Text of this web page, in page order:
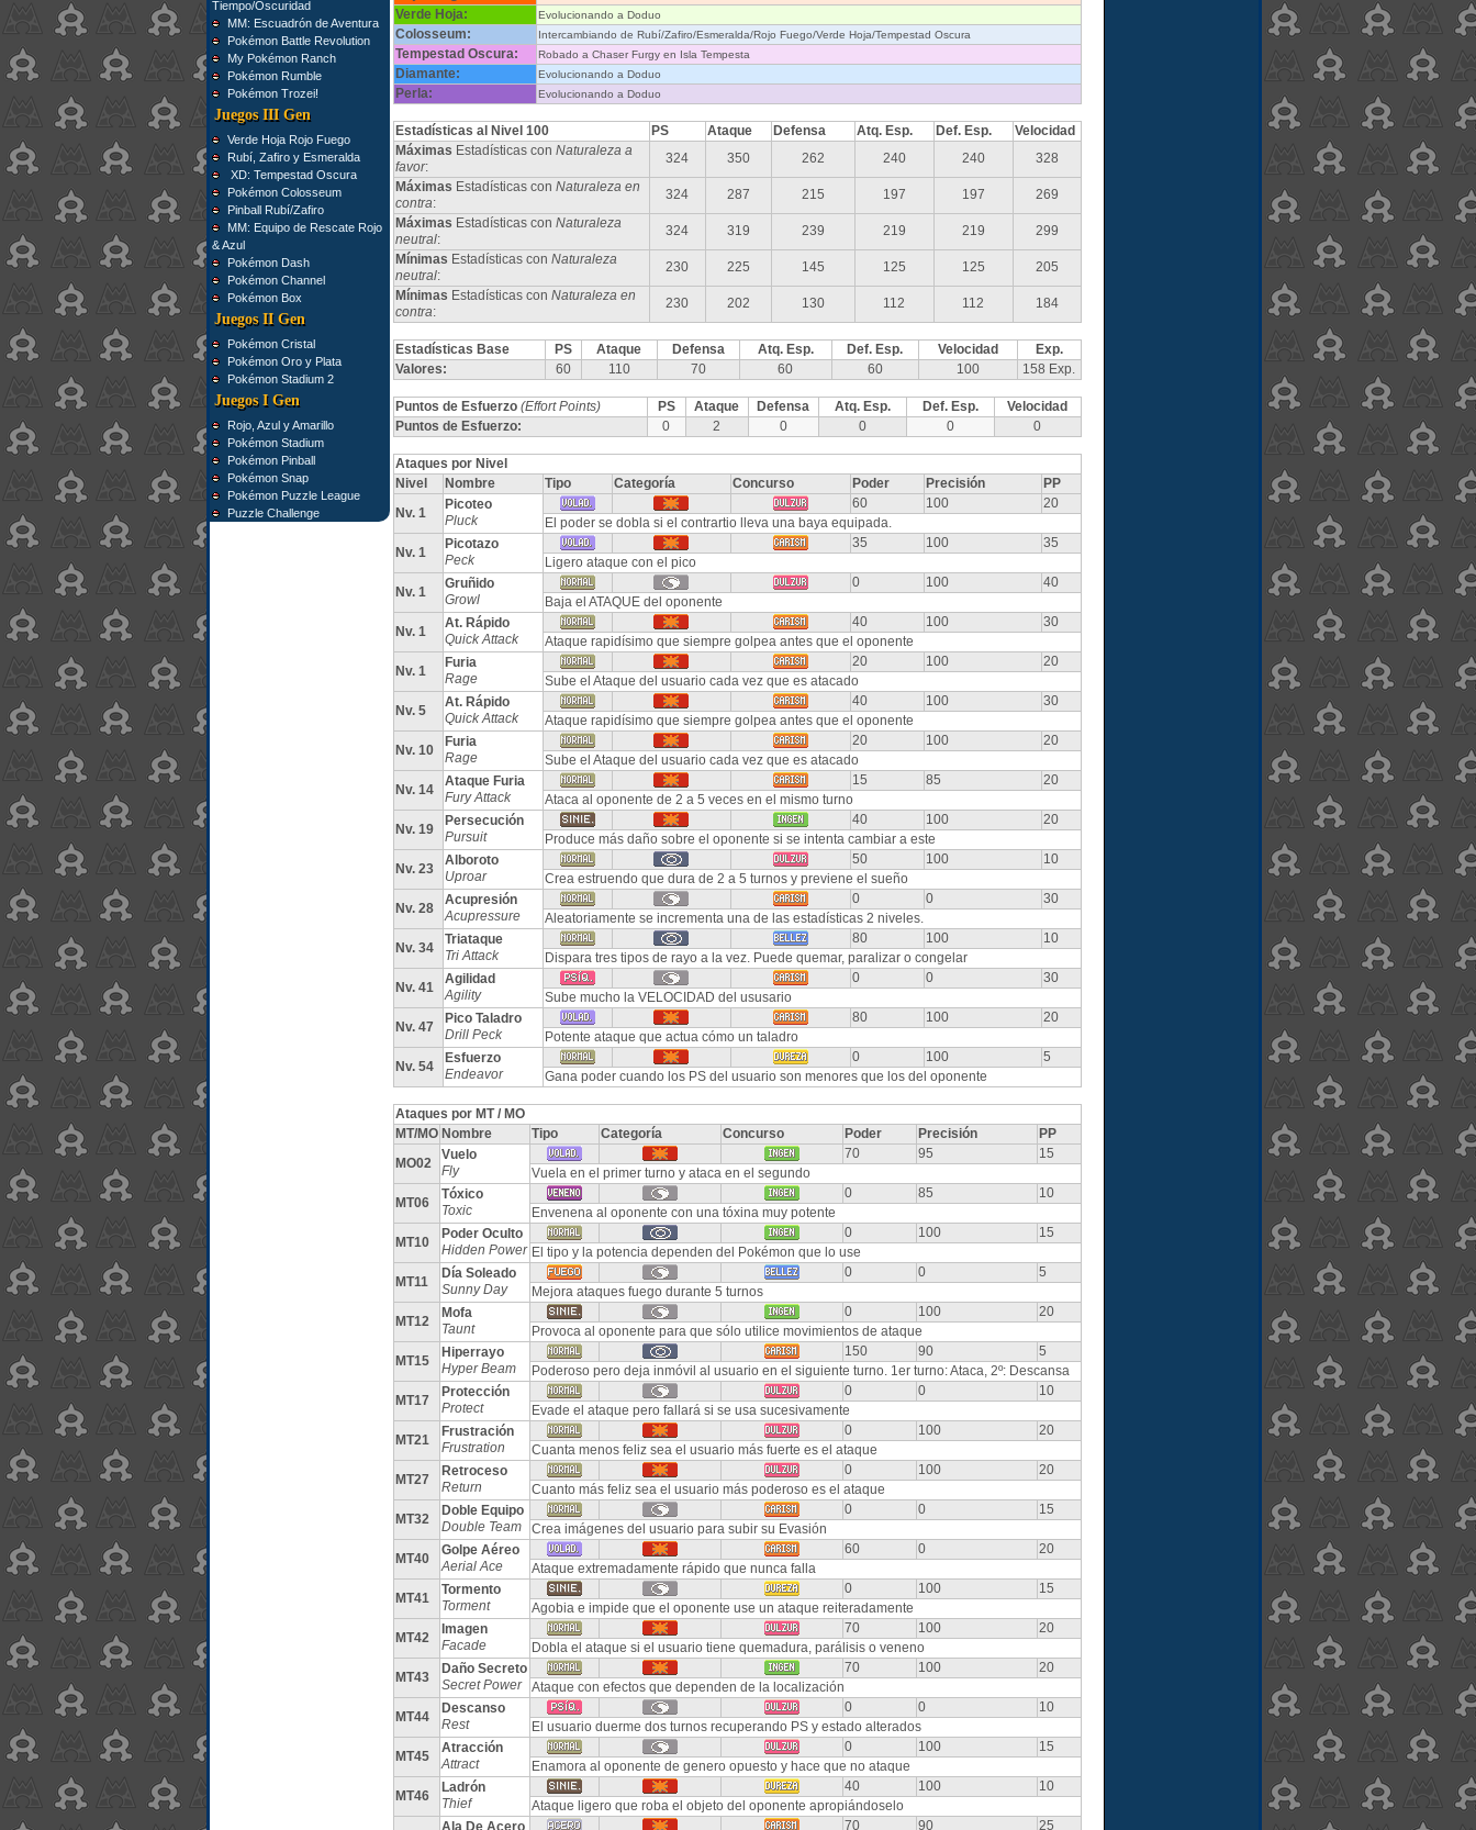
Tiempo/Oscuridad
MM: Escuadrón de Aventura
Pokémon Battle Revolution
My Pokémon Ranch
Pokémon Rumble
Pokémon Trozei!
Juegos III Gen
Verde Hoja Rojo Fuego
Rubí, Zafiro y Esmeralda
XD: Tempestad Oscura
Pokémon Colosseum
Pinball Rubí/Zafiro
MM: Equipo de Rescate Rojo
& Azul
Pokémon Dash
Pokémon Channel
Pokémon Box
Juegos II Gen
Pokémon Cristal
Pokémon Oro y Plata
Pokémon Stadium 2
Juegos I Gen
Rojo, Azul y Amarillo
Pokémon Stadium
Pokémon Pinball
Pokémon Snap
Pokémon Puzzle League
Puzzle Challenge
Verde Hoja: Evolucionando a Doduo
Colosseum: Intercambiando de Rubí/Zafiro/Esmeralda/Rojo Fuego/Verde Hoja/Tempestad Oscura
Tempestad Oscura: Robado a Chaser Furgy en Isla Tempesta
Diamante: Evolucionando a Doduo
Perla: Evolucionando a Doduo
Estadísticas al Nivel 100 PS Ataque Defensa Atq. Esp. Def. Esp.
Velocidad
Máximas Estadísticas con Naturaleza a
favor:
324 350 262 240 240
328
Máximas Estadísticas con Naturaleza en
contra:
324 287 215 197 197
269
Máximas Estadísticas con Naturaleza
neutral:
324 319 239 219 219
299
Mínimas Estadísticas con Naturaleza
neutral:
230 225 145 125 125
205
Mínimas Estadísticas con Naturaleza en
contra:
230 202 130 112 112 184
Estadísticas Base PS Ataque Defensa Atq. Esp. Def. Esp. Velocidad
Exp.
Valores:
60 110 70 60 60 100 158 Exp.
Puntos de Esfuerzo (Effort Points) PS Ataque Defensa Atq. Esp. Def. Esp.
Velocidad
Puntos de Esfuerzo:
0 2 0 0 0 0
Ataques por Nivel
Nivel
Nombre Tipo Categoría Concurso Poder Precisión
PP
Nv. 1
Picoteo
Pluck
60 100
20
El poder se dobla si el contrartio lleva una baya equipada.
Nv. 1
Picotazo
Peck
35 100
35
Ligero ataque con el pico
Nv. 1
Gruñido
Growl
0 100
40
Baja el ATAQUE del oponente
Nv. 1
At. Rápido
Quick Attack
40 100
30
Ataque rapidísimo que siempre golpea antes que el oponente
Nv. 1
Furia
Rage
20 100
20
Sube el Ataque del usuario cada vez que es atacado
Nv. 5
At. Rápido
Quick Attack
40 100
30
Ataque rapidísimo que siempre golpea antes que el oponente
Nv. 10
Furia
Rage
20 100
20
Sube el Ataque del usuario cada vez que es atacado
Nv. 14
Ataque Furia
Fury Attack
15 85
20
Ataca al oponente de 2 a 5 veces en el mismo turno
Nv. 19
Persecución
Pursuit
40 100
20
Produce más daño sobre el oponente si se intenta cambiar a este
Nv. 23
Alboroto
Uproar
50 100
10
Crea estruendo que dura de 2 a 5 turnos y previene el sueño
Nv. 28
Acupresión
Acupressure
0 0
30
Aleatoriamente se incrementa una de las estadísticas 2 niveles.
Nv. 34
Triataque
Tri Attack
80 100
10
Dispara tres tipos de rayo a la vez. Puede quemar, paralizar o congelar
Nv. 41
Agilidad
Agility
0 0
30
Sube mucho la VELOCIDAD del ususario
Nv. 47
Pico Taladro
Drill Peck
80 100
20
Potente ataque que actua cómo un taladro
Nv. 54
Esfuerzo
Endeavor
0 100
5
Gana poder cuando los PS del usuario son menores que los del oponente
Ataques por MT / MO
MT/MO Nombre Tipo Categoría Concurso Poder Precisión
PP
MO02
Vuelo
Fly
70 95
15
Vuela en el primer turno y ataca en el segundo
MT06
Tóxico
Toxic
0 85
10
Envenena al oponente con una tóxina muy potente
MT10
Poder Oculto
Hidden Power
0 100
15
El tipo y la potencia dependen del Pokémon que lo use
MT11
Día Soleado
Sunny Day
0 0
5
Mejora ataques fuego durante 5 turnos
MT12
Mofa
Taunt
0 100
20
Provoca al oponente para que sólo utilice movimientos de ataque
MT15
Hiperrayo
Hyper Beam
150 90
5
Poderoso pero deja inmóvil al usuario en el siguiente turno. 1er turno: Ataca, 2º: Descansa
MT17
Protección
Protect
0 0
10
Evade el ataque pero fallará si se usa sucesivamente
MT21
Frustración
Frustration
0 100
20
Cuanta menos feliz sea el usuario más fuerte es el ataque
MT27
Retroceso
Return
0 100
20
Cuanto más feliz sea el usuario más poderoso es el ataque
MT32
Doble Equipo
Double Team
0 0
15
Crea imágenes del usuario para subir su Evasión
MT40
Golpe Aéreo
Aerial Ace
60 0
20
Ataque extremadamente rápido que nunca falla
MT41
Tormento
Torment
0 100
15
Agobia e impide que el oponente use un ataque reiteradamente
MT42
Imagen
Facade
70 100
20
Dobla el ataque si el usuario tiene quemadura, parálisis o veneno
MT43
Daño Secreto
Secret Power
70 100
20
Ataque con efectos que dependen de la localización
MT44
Descanso
Rest
0 0
10
El usuario duerme dos turnos recuperando PS y estado alterados
MT45
Atracción
Attract
0 100
15
Enamora al oponente de genero opuesto y hace que no ataque
MT46
Ladrón
Thief
40 100
10
Ataque ligero que roba el objeto del oponente apropiándoselo
Ala De Acero 70 90 25